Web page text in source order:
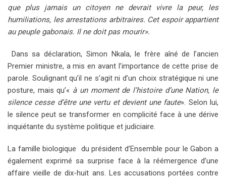
que plus jamais un citoyen ne devrait vivre la peur, les
humiliations, les arrestations arbitraires. Cet espoir appartient
au peuple gabonais. Il ne doit pas mourir».
Dans sa déclaration, Simon Nkala, le frère aîné de l’ancien
Premier ministre, a mis en avant l’importance de cette prise de
parole. Soulignant qu’il ne s’agit ni d’un choix stratégique ni une
posture, mais qu’« à un moment de l’histoire d’une Nation, le
silence cesse d’être une vertu et devient une faute». Selon lui,
le silence peut se transformer en complicité face à une dérive
inquiétante du système politique et judiciaire.
La famille biologique du président d’Ensemble pour le Gabon a
également exprimé sa surprise face à la réémergence d’une
affaire vieille de dix-huit ans. Les accusations portées contre